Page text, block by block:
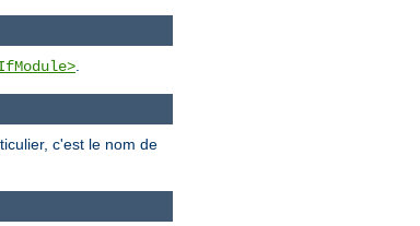
.
c'est le nom de